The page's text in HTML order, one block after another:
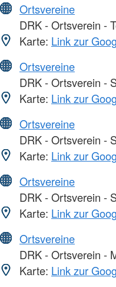
Ortsvereine
DRK - Ortsverein -
Karte: Link zur
Ortsvereine
DRK - Ortsverein -
Karte: Link zur
Ortsvereine
DRK - Ortsverein -
Karte: Link zur
Ortsvereine
DRK - Ortsverein -
Karte: Link zur
Ortsvereine
DRK - Ortsverein -
Karte: Link zur